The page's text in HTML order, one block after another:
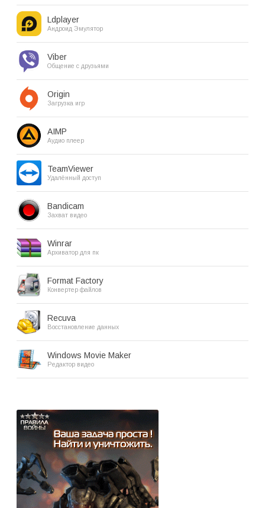
Ldplayer
Андроид Эмулятор
Viber
Общение с друзьями
Origin
Загрузка игр
AIMP
Аудио плеер
TeamViewer
Удалённый доступ
Bandicam
Захват видео
Winrar
Архиватор для пк
Format Factory
Конвертер файлов
Recuva
Восстановление данных
Windows Movie Maker
Редактор видео